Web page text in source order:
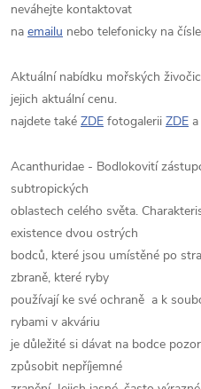
neváhejte kontaktovat
na emailu nebo telefonicky na
Aktuální nabídku mořských
jejich aktuální cenu.
najdete také ZDE fotogalerii ZDE
Acanthuridae - Bodlokovití
subtropických
oblastech celého světa.
existence dvou ostrých
bodců, které jsou umístěné po
zbraně, které ryby
používají ke své ochraně a k
rybami v akváriu
je důležité si dávat na bodce
způsobit nepříjemné